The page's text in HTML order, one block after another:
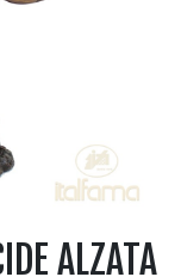
ALZATA